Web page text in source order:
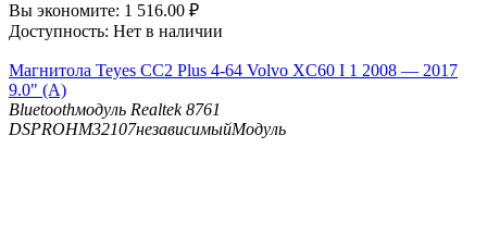
Вы экономите: 1 516.00 ₽
Доступность: Нет в наличии
Магнитола Teyes CC2 Plus 4-64 Volvo XC60 I 1 2008 — 2017
9.0" (A)
Bluetoothмодуль Realtek 8761
DSPROHM32107независимыйМодуль